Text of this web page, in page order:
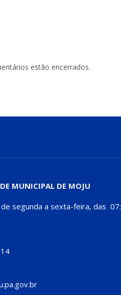
estão encerrados.
MUNICIPAL DE MOJU
segunda a sexta-feira, das